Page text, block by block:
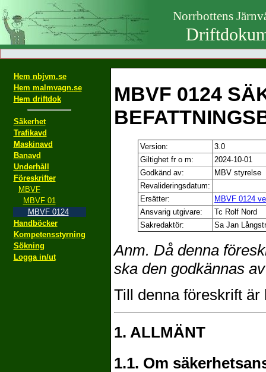
Norrbottens
Hem nbjvm.se
Hem malmvagn.se
Hem driftdok
Säkerhet
Trafikavd
Maskinavd
Banavd
Underhåll
Föreskrifter
MBVF
MBVF 01
MBVF 0124
Handböcker
Kompetensstyrning
Sökning
Logga in/ut
MBVF 0124
Version:
3.0
Giltighet fr o m:
2024-10-01
Godkänd av:
MBV styrelse
Revalideringsdatum:
Ersätter:
MBVF 0124
Ansvarig utgivare:
Tc Rolf Nord
Sakredaktör:
Sa Jan
Anm. Då denna
ska den godkännas
Till denna föreskrift
1. ALLMÄNT
1.1. Om